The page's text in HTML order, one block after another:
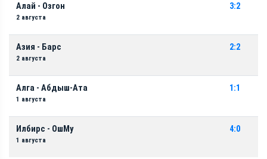
Алай - Озгон
2 августа
3:2
Азия - Барс
2 августа
2:2
Алга - Абдыш-Ата
1 августа
1:1
Илбирс - ОшМу
1 августа
4:0